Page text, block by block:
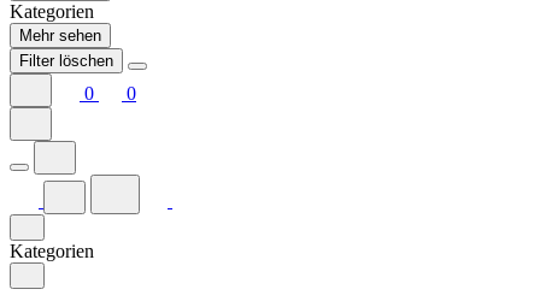
Kategorien
Mehr sehen
Filter löschen
0 0
Kategorien